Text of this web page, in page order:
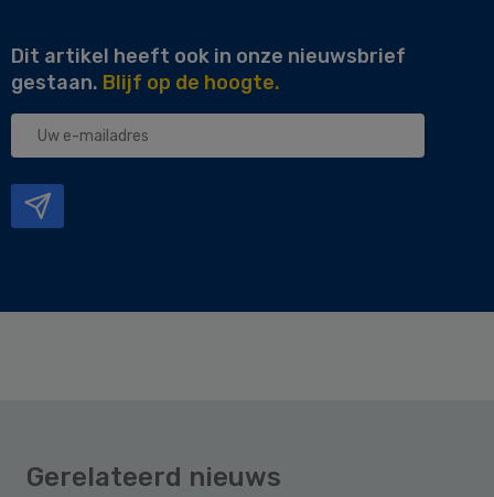
Dit artikel heeft ook in onze nieuwsbrief
gestaan. Blijf op de hoogte.
Uw
Gerelateerd nieuws